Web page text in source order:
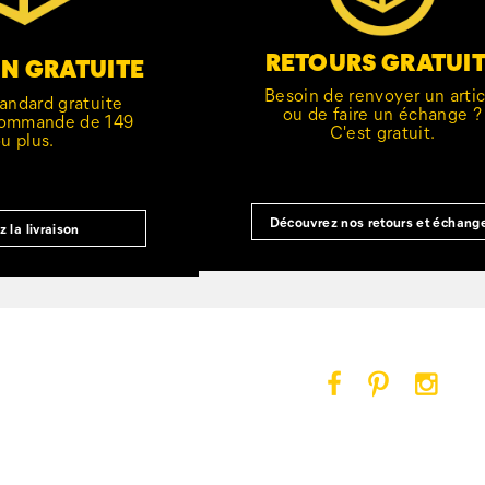
GRATUITE
gratuite
de 149
plus.
la livraison
RETOURS
Besoin de renvoyer un
ou de faire un échange ?
C'est gratuit.
Découvrez nos retours et